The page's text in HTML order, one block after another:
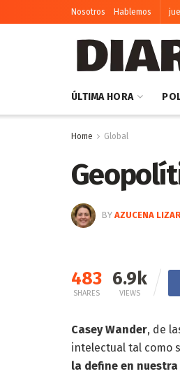
Nosotros Hablemos
ÚLTIMA HORA
Home Global
BY AZUCENA
483
SHARES
6.9k
VIEWS
Casey Wander, de
intelectual tal como
la define en